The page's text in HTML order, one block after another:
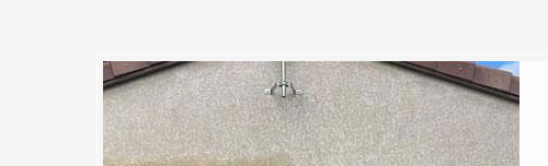
offre à Morsang Sur Orge le